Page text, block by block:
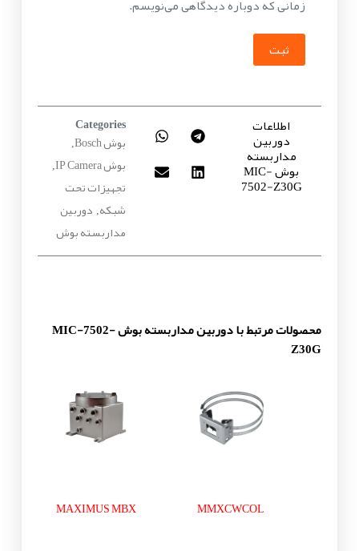
زمانی که دوباره دیدگاهی می‌نویسم.
ثبت
اطلاعات
دوربین
مداربسته
بوش MIC-
7502-Z30G
Categories
بوش Bosch
بوش IP Camera
تجهیزات تحت
شبکه دوربین
مداربسته بوش
محصولات مرتبط با دوربین مداربسته بوش MIC-7502-
Z30G
MMXCWCOL
MAXIMUS MBX